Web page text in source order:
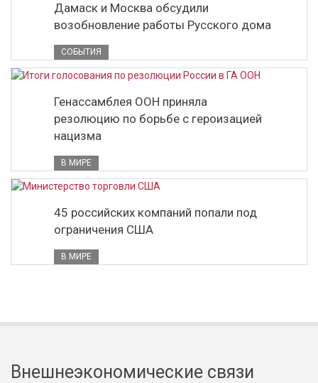
Дамаск и Москва обсудили
возобновление работы Русского дома
СОБЫТИЯ
Генассамблея ООН приняла
резолюцию по борьбе с героизацией
нацизма
В МИРЕ
45 российских компаний попали под
ограничения США
В МИРЕ
Внешнеэкономические связи